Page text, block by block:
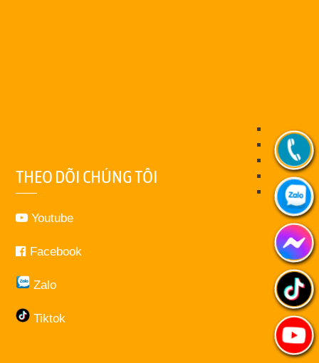
THEO DÕI CHÚNG TÔI
Youtube
Facebook
Zalo
Tiktok